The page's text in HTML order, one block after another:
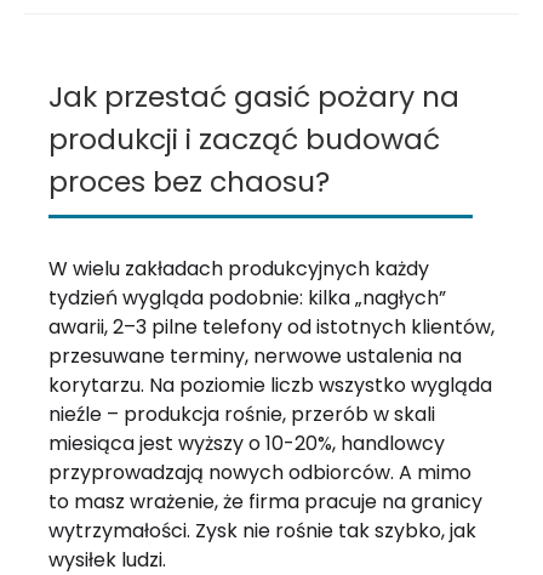
Jak przestać gasić pożary na
produkcji i zacząć budować
proces bez chaosu?
W wielu zakładach produkcyjnych każdy
tydzień wygląda podobnie: kilka „nagłych”
awarii, 2–3 pilne telefony od istotnych klientów,
przesuwane terminy, nerwowe ustalenia na
korytarzu. Na poziomie liczb wszystko wygląda
nieźle – produkcja rośnie, przerób w skali
miesiąca jest wyższy o 10-20%, handlowcy
przyprowadzają nowych odbiorców. A mimo
to masz wrażenie, że firma pracuje na granicy
wytrzymałości. Zysk nie rośnie tak szybko, jak
wysiłek ludzi.